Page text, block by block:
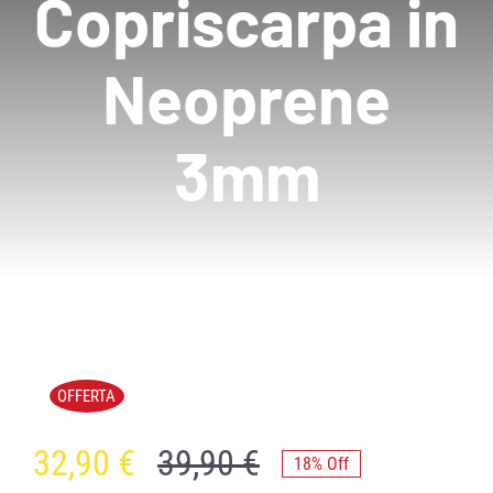
Copriscarpa in
Neoprene
3mm
OFFERTA
39,90€
32,90 € 18% Off